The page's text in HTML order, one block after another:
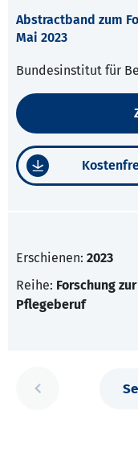
Abstractband zum
Mai 2023
Bundesinstitut für
Erschienen: 2023
Reihe: Forschung
Pflegeberuf